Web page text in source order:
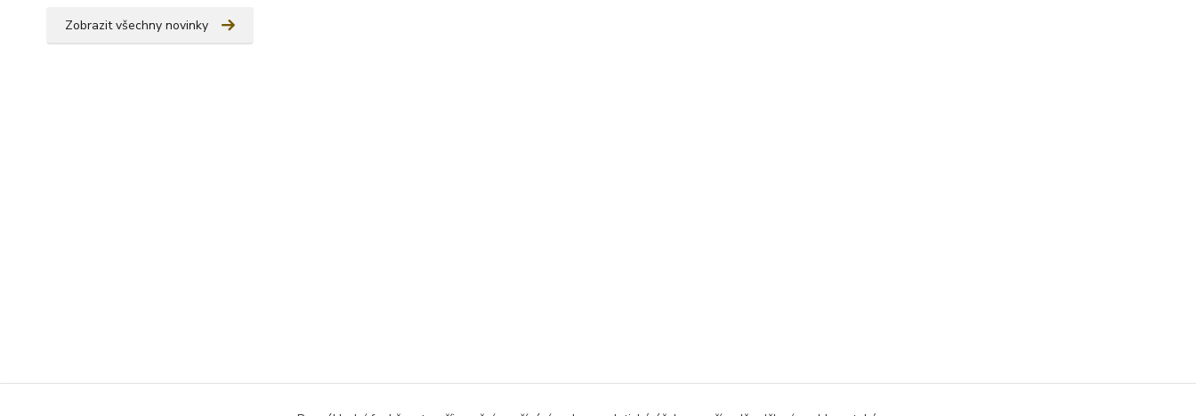
Zobrazit všechny novinky